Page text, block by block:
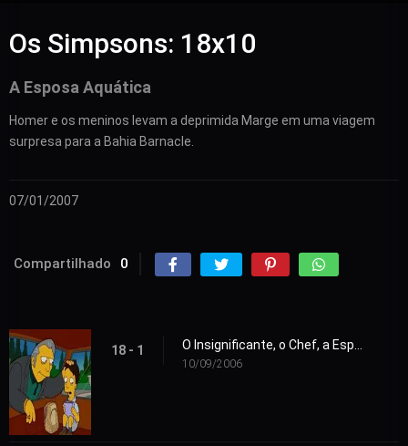
Os Simpsons: 18x10
A Esposa Aquática
Homer e os meninos levam a deprimida Marge em uma viagem
surpresa para a Bahia Barnacle.
07/01/2007
Compartilhado 0
18 - 1
10/09/2006